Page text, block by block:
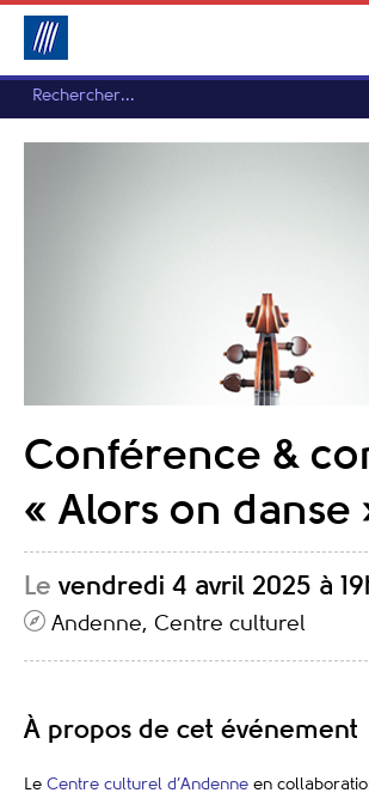
Conférence &
« Alors on danse
Le vendredi 4 avril 2025 à
Andenne, Centre culturel
À propos de cet événement
Le Centre culturel d’Andenne en